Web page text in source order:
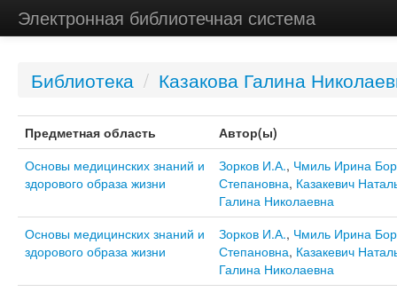
Электронная библиотечная система
Библиотека / Казакова Галина
Предметная область
Автор(ы)
Основы медицинских знаний и
здорового образа жизни
Зорков И.А., Чмиль Ирина
Степановна, Казакевич
Галина Николаевна
Основы медицинских знаний и
здорового образа жизни
Зорков И.А., Чмиль Ирина
Степановна, Казакевич
Галина Николаевна